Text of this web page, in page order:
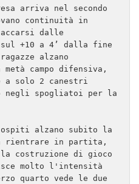
arriva nel secondo
continuità in
dalle
+10 a 4’ dalla fine
alzano
campo difensiva,
a solo 2 canestri
negli spogliatoi per la
alzano subito la
rientrare in partita,
costruzione di gioco
molto l'intensità
quarto vede le due